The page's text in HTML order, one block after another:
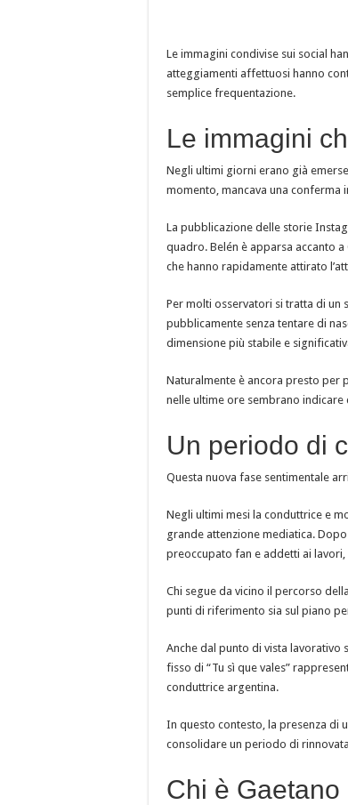
Le immagini condivise sui social
atteggiamenti affettuosi hanno
semplice frequentazione.
Le immagini
Negli ultimi giorni erano già
momento, mancava una
La pubblicazione delle storie
quadro. Belén è apparsa accanto
che hanno rapidamente attirato
Per molti osservatori si tratta di
pubblicamente senza tentare di
dimensione più stabile e
Naturalmente è ancora presto per
nelle ultime ore sembrano
Un periodo di
Questa nuova fase sentimentale
Negli ultimi mesi la conduttrice e
grande attenzione mediatica.
preoccupato fan e addetti ai
Chi segue da vicino il percorso
punti di riferimento sia sul piano
Anche dal punto di vista lavorativo
fisso di “Tu sì que vales”
conduttrice argentina.
In questo contesto, la presenza di
consolidare un periodo di
Chi è Gaetano